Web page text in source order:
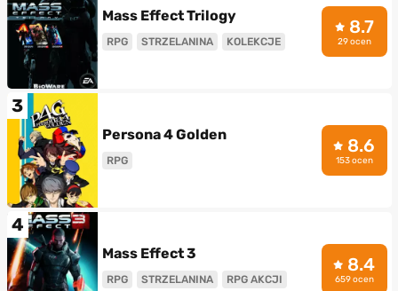
Mass Effect Trilogy
RPG STRZELANINA KOLEKCJE
8.7
29 ocen
3
Persona 4 Golden
RPG
8.6
153 ocen
4
Mass Effect 3
RPG STRZELANINA RPG AKCJI
8.4
659 ocen